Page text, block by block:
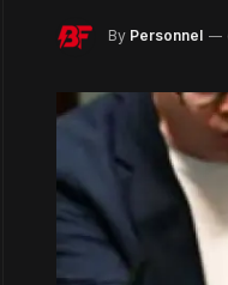
By Personnel